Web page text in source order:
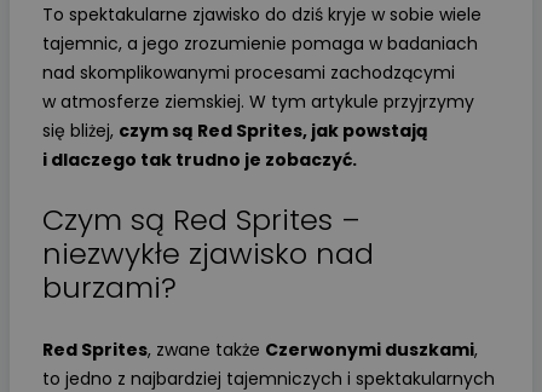
To spektakularne zjawisko do dziś kryje w sobie wiele
tajemnic, a jego zrozumienie pomaga w badaniach
nad skomplikowanymi procesami zachodzącymi
w atmosferze ziemskiej. W tym artykule przyjrzymy
się bliżej, czym są Red Sprites, jak powstają
i dlaczego tak trudno je zobaczyć.
Czym są Red Sprites –
niezwykłe zjawisko nad
burzami?
Red Sprites, zwane także Czerwonymi duszkami,
to jedno z najbardziej tajemniczych i spektakularnych